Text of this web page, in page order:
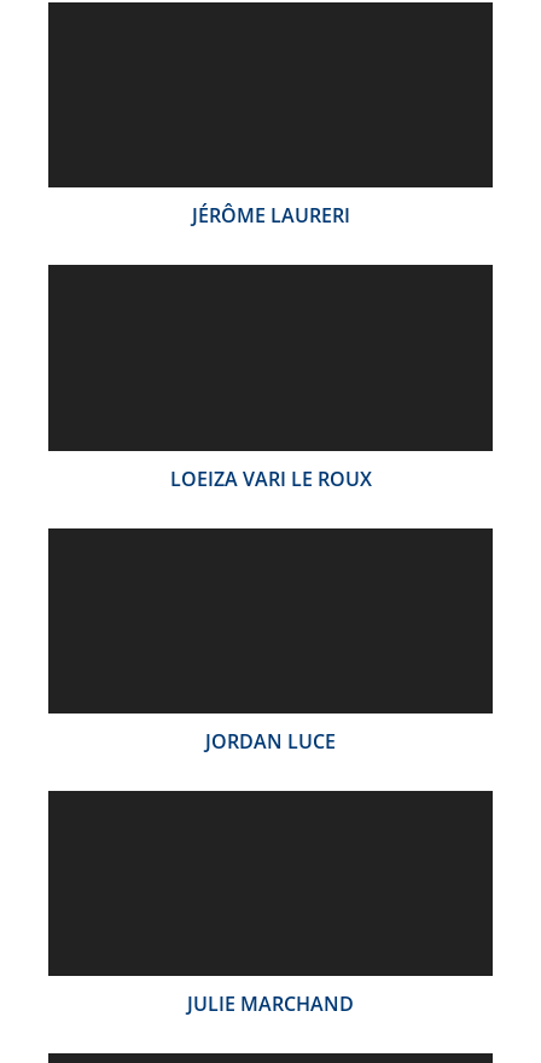
JÉRÔME LAURERI
LOEIZA VARI LE ROUX
JORDAN LUCE
JULIE MARCHAND